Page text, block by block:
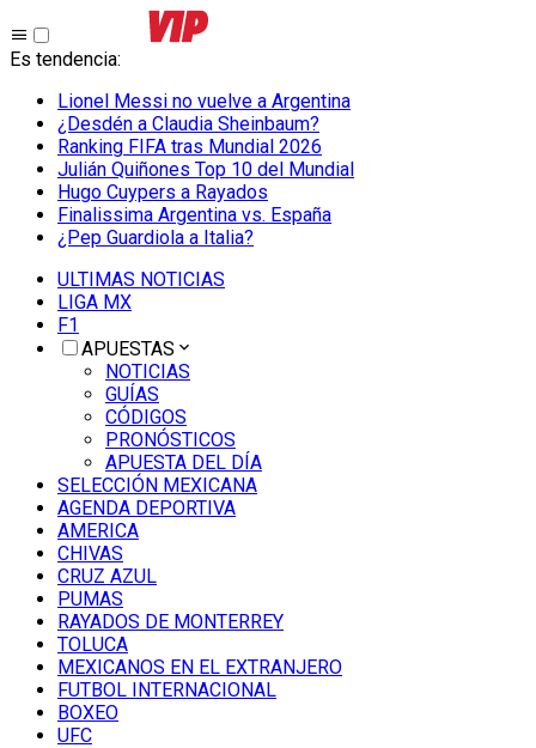
Es tendencia:
Lionel Messi no vuelve a Argentina
¿Desdén a Claudia Sheinbaum?
Ranking FIFA tras Mundial 2026
Julián Quiñones Top 10 del Mundial
Hugo Cuypers a Rayados
Finalissima Argentina vs. España
¿Pep Guardiola a Italia?
ULTIMAS NOTICIAS
LIGA MX
F1
APUESTAS
NOTICIAS
GUÍAS
CÓDIGOS
PRONÓSTICOS
APUESTA DEL DÍA
SELECCIÓN MEXICANA
AGENDA DEPORTIVA
AMERICA
CHIVAS
CRUZ AZUL
PUMAS
RAYADOS DE MONTERREY
TOLUCA
MEXICANOS EN EL EXTRANJERO
FUTBOL INTERNACIONAL
BOXEO
UFC